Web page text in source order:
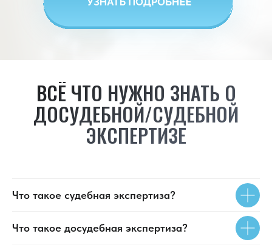
ВСЁ ЧТО НУЖНО ЗНАТЬ О
ДОСУДЕБНОЙ/СУДЕБНОЙ
ЭКСПЕРТИЗЕ
Что такое судебная экспертиза?
Что такое досудебная экспертиза?